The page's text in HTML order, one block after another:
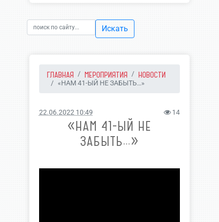
Искать
ГЛАВНАЯ МЕРОПРИЯТИЯ НОВОСТИ
«НАМ 41-ЫЙ НЕ ЗАБЫТЬ…»
22.06.2022 10:49 14
«НАМ 41-ЫЙ НЕ
ЗАБЫТЬ…»